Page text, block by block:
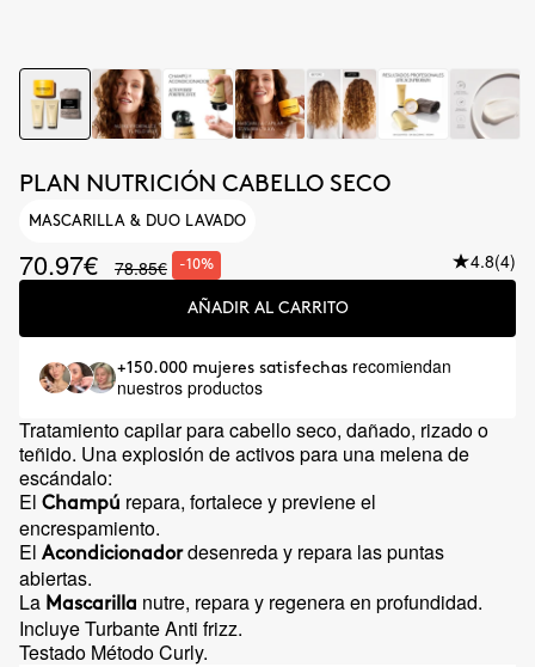
PLAN NUTRICIÓN CABELLO SECO
MASCARILLA & DUO LAVADO
70.97€ 78.85€ -10% 4.8(4)
AÑADIR AL CARRITO
+150.000 mujeres satisfechas recomiendan
nuestros productos
Tratamiento capilar para cabello seco, dañado, rizado o
teñido. Una explosión de activos para una melena de
escándalo:
El Champú repara, fortalece y previene el
encrespamiento.
El Acondicionador desenreda y repara las puntas
abiertas.
La Mascarilla nutre, repara y regenera en profundidad.
Incluye Turbante Anti frizz.
Testado Método Curly.